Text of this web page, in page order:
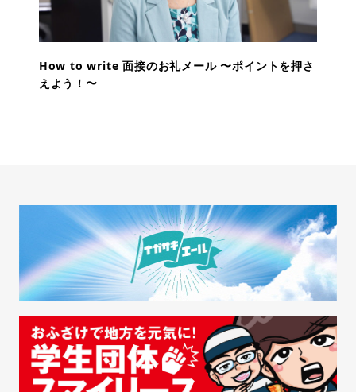
How to write 面接のお礼メール 〜ポイントを押さ
えよう！〜